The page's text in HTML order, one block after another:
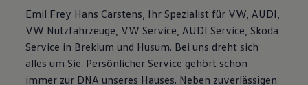
Zubehör
Modellspezifisches Zubehör
Schutz und Pflege
Transport
Entertainment und Elektronik
Individualisieren
Wallbox und Ladekabel
Emil Frey Hans Carstens, Ihr Spezialist für VW, AUDI,
VW Nutzfahrzeuge, VW Service, AUDI Service, Skoda
Service in Breklum und Husum. Bei uns dreht sich
alles um Sie. Persönlicher Service gehört schon
immer zur DNA unseres Hauses. Neben zuverlässigen